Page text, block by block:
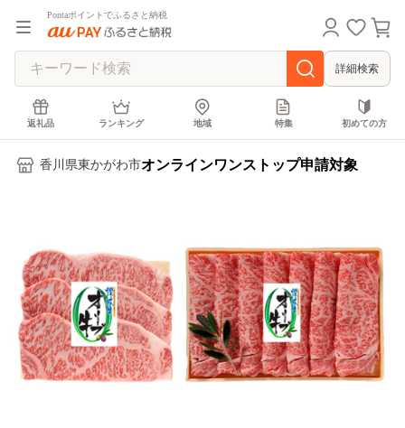
Pontaポイントでふるさと納税
詳細検索
返礼品 ランキング 地域 特集 初めての方
香川県東かがわ市オンラインワンストップ申請対象